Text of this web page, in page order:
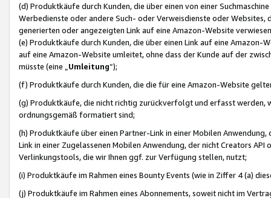
(d) Produktkäufe durch Kunden, die über einen von einer
Werbedienste oder andere Such- oder Verweisdienste oder Websites,
generierten oder angezeigten Link auf eine Amazon-Website
(e) Produktkäufe durch Kunden, die über einen Link auf eine
auf eine Amazon-Website umleitet, ohne dass der Kunde auf der
müsste (eine „ Umleitung“);
(f) Produktkäufe durch Kunden, die die für eine Amazon-Website
(g) Produktkäufe, die nicht richtig zurückverfolgt und erfasst werden,
ordnungsgemäß formatiert sind;
(h) Produktkäufe über einen Partner-Link in einer Mobilen
Link in einer Zugelassenen Mobilen Anwendung, der nicht Creators
Verlinkungstools, die wir Ihnen ggf. zur Verfügung stellen, nutzt;
(i) Produktkäufe im Rahmen eines Bounty Events (wie in Ziffer 4 (a)
(j) Produktkäufe im Rahmen eines Abonnements, soweit nicht im